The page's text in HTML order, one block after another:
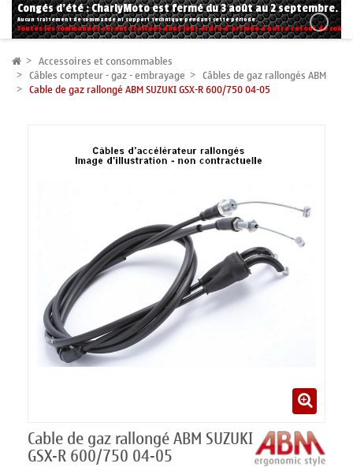
Congés d'été : CharlyMoto est fermé du 3 août au 2 septembre.
Aucun traitement de commande ni support technique pendant cette période.
Toutes les commandes seront traitées dans leur ordre d'arrivée à notre retour de
Accessoires et consommables
Câbles compteur - gaz - embrayage Câbles de gaz rallongés ABM
Cable de gaz rallongé ABM SUZUKI GSX-R 600/750 04-05
Cable de gaz rallongé ABM SUZUKI
GSX-R 600/750 04-05